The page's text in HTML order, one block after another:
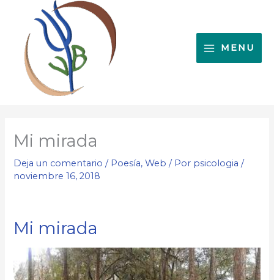
contenido
MENU
Mi mirada
Deja un comentario / Poesía,Web / Por psicologia/
noviembre 16, 2018
Mi mirada